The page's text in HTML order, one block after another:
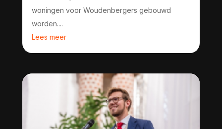
woningen voor Woudenbergers gebouwd
worden....
Lees meer